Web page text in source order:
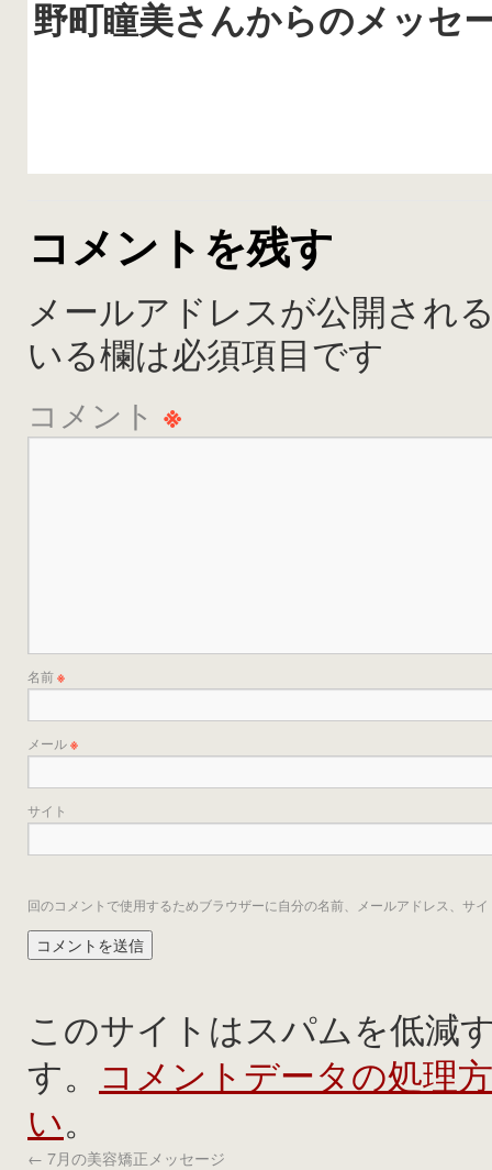
野町瞳美さんからのメッセ
コメントを残す
メールアドレスが公開され
いる欄は必須項目です
コメント ※
名前※
メール※
サイト
回のコメントで使用するためブラウザーに自分の名前、メールアドレス、サ
このサイトはスパムを低減
す。
コメントデータの処理
い。
← 7月の美容矯正メッセージ